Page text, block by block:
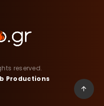
reserved.
Productions